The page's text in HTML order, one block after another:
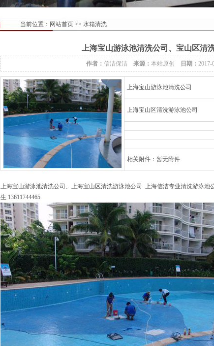
当前位置： 网站首页 >> 水箱清洗
上海宝山游泳池清洗公司、宝山区清
作者： 信洁保洁 来源： 本站原创 日期： 2017-
上海宝山游泳池清洗公司
上海宝山区清洗游泳池公司
相关附件：暂无附件
上海宝山游泳池清洗公司、上海宝山区清洗游泳池公司 上海信洁专业清洗游泳
生 13611744465